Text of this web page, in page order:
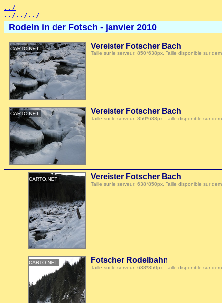
../
../../../
Rodeln in der Fotsch - janvier 2010
Vereister Fotscher Bach
Taille sur le serveur: 850*638px. Taille disponible sur
Vereister Fotscher Bach
Taille sur le serveur: 850*638px. Taille disponible sur
Vereister Fotscher Bach
Taille sur le serveur: 638*850px. Taille disponible sur
Fotscher Rodelbahn
Taille sur le serveur: 638*850px. Taille disponible sur